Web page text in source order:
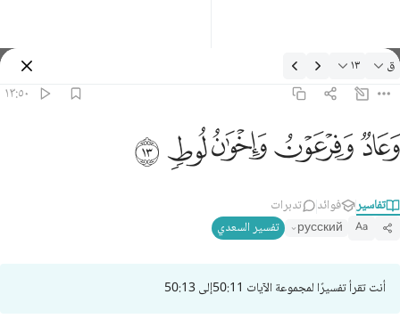
التفسير: ق ١٣:٥٠
ق ١٣
١٣:٥٠
وعاد وفرعون واخوان لوط ١٣
وَعَادٌۭ وَفِرْعَوْنُ وَإِخْوَٰنُ لُوطٍۢ ١٣
ﲳﲴﲵﲶﲷ
تفاسير فوائد تدبرات
Aa
русский تفسير السعدي
أنت تقرأ تفسيرًا لمجموعة الآيات 50:11إلى 50:13